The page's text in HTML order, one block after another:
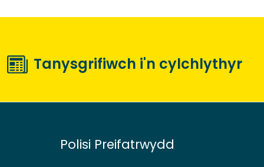
Tanysgrifiwch i'n cylchlythyr
Polisi Preifatrwydd